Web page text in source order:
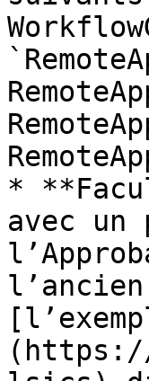
*
avec un
(https://